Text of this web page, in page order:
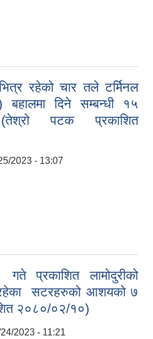
रहेको चार तले टर्मिनल
दिने सम्बन्धी १५
पटक प्रकाशित
2023 - 13:07
प्रकाशित लामोदुरीको
रहेका सटरहरुको आशयको ७
२०८०/०२/१०)
2023 - 11:21